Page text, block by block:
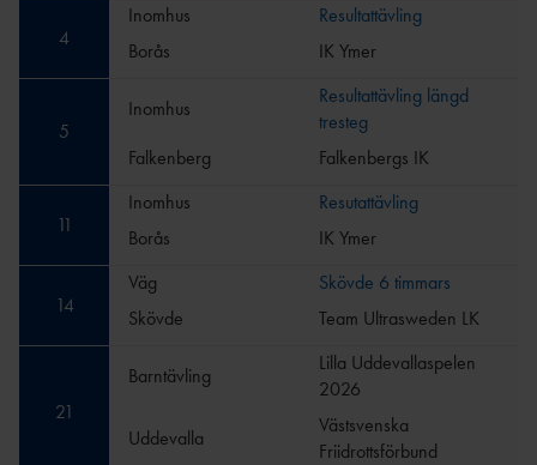
4
Inomhus
Resultattävling
Borås
IK Ymer
5
Inomhus
Resultattävling längd
tresteg
Falkenberg
Falkenbergs IK
11
Inomhus
Resutattävling
Borås
IK Ymer
14
Väg
Skövde 6 timmars
Skövde
Team Ultrasweden LK
21
Barntävling
Lilla Uddevallaspelen
2026
Uddevalla
Västsvenska
Friidrottsförbund